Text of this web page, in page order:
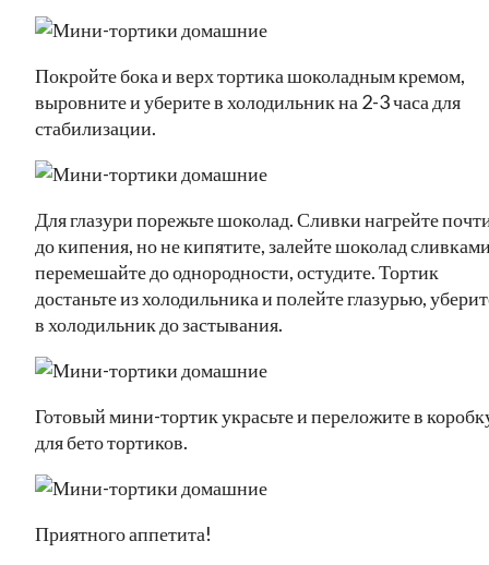
Покройте бока и верх тортика шоколадным кремом,
выровните и уберите в холодильник на 2-3 часа для
стабилизации.
Для глазури порежьте шоколад. Сливки нагрейте
до кипения, но не кипятите, залейте шоколад
перемешайте до однородности, остудите. Тортик
достаньте из холодильника и полейте глазурью,
в холодильник до застывания.
Готовый мини-тортик украсьте и переложите в
для бето тортиков.
Приятного аппетита!